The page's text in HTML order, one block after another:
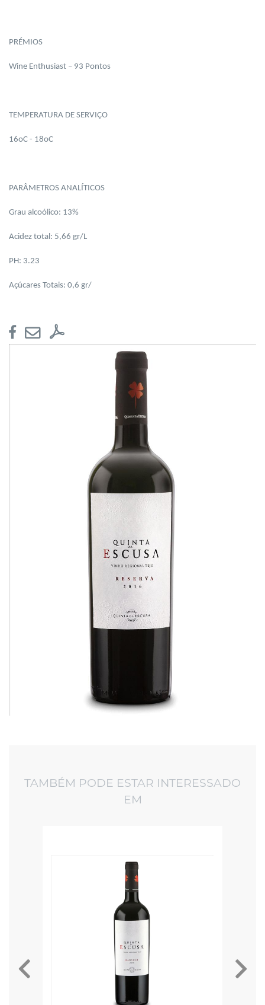
PRÉMIOS
Wine Enthusiast – 93 Pontos
TEMPERATURA DE SERVIÇO
16oC - 18oC
PARÂMETROS ANALÍTICOS
Grau alcoólico: 13%
Acidez total: 5,66 gr/L
PH: 3.23
Açúcares Totais: 0,6 gr/
TAMBÉM PODE ESTAR INTERESSADO
EM